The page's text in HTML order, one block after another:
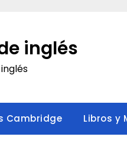
inglés
Cambridge Libros y